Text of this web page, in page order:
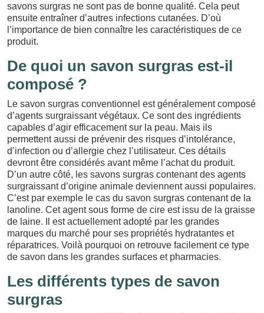
savons surgras ne sont pas de bonne qualité. Cela peut
ensuite entraîner d’autres infections cutanées. D’où
l’importance de bien connaître les caractéristiques de ce
produit.
De quoi un savon surgras est-il
composé ?
Le savon surgras conventionnel est généralement composé
d’agents surgraissant végétaux. Ce sont des ingrédients
capables d’agir efficacement sur la peau. Mais ils
permettent aussi de prévenir des risques d’intolérance,
d’infection ou d’allergie chez l’utilisateur. Ces détails
devront être considérés avant même l’achat du produit.
D’un autre côté, les savons surgras contenant des agents
surgraissant d’origine animale deviennent aussi populaires.
C’est par exemple le cas du savon surgras contenant de la
lanoline. Cet agent sous forme de cire est issu de la graisse
de laine. Il est actuellement adopté par les grandes
marques du marché pour ses propriétés hydratantes et
réparatrices. Voilà pourquoi on retrouve facilement ce type
de savon dans les grandes surfaces et pharmacies.
Les différents types de savon
surgras